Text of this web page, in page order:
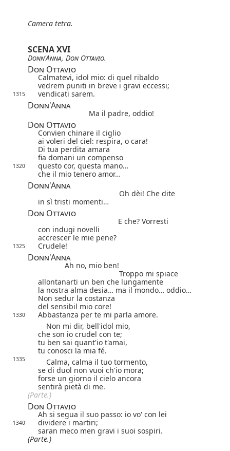
Camera tetra.
SCENA XVI
Donn'Anna, Don Ottavio.
Don Ottavio
Calmatevi, idol mio: di quel ribaldo
vedrem puniti in breve i gravi eccessi;
1315 vendicati sarem.
Donn'Anna
Ma il padre, oddio!
Don Ottavio
Convien chinare il ciglio
ai voleri del ciel: respira, o cara!
Di tua perdita amara
fia domani un compenso
1320
questo cor, questa mano…
che il mio tenero amor…
Donn'Anna
Oh dèi! Che dite
in sì tristi momenti…
Don Ottavio
E che? Vorresti
con indugi novelli
accrescer le mie pene?
1325 Crudele!
Donn'Anna
Ah no, mio ben!
Troppo mi spiace
allontanarti un ben che lungamente
la nostra alma desia… ma il mondo… oddio…
Non sedur la costanza
del sensibil mio core!
1330
Abbastanza per te mi parla amore.
Non mi dir, bell'idol mio,
che son io crudel con te;
tu ben sai quant'io t'amai,
tu conosci la mia fé.
1335
Calma, calma il tuo tormento,
se di duol non vuoi ch'io mora;
forse un giorno il cielo ancora
sentirà pietà di me.
(Parte.)
Don Ottavio
Ah si segua il suo passo: io vo' con lei
1340
dividere i martiri;
saran meco men gravi i suoi sospiri.
(Parte.)